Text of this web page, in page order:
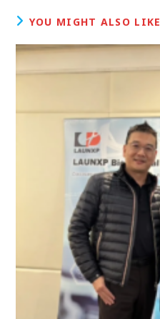
YOU MIGHT ALSO LIKE